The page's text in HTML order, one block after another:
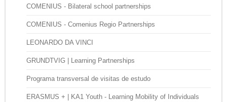
COMENIUS - Bilateral school partnerships
COMENIUS - Comenius Regio Partnerships
LEONARDO DA VINCI
GRUNDTVIG | Learning Partnerships
Programa transversal de visitas de estudo
ERASMUS + | KA1 Youth - Learning Mobility of Individuals